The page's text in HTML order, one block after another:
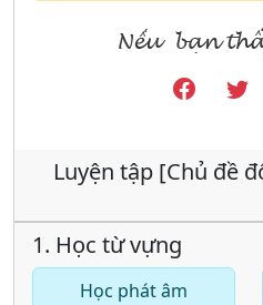
Luyện tập [Chủ đề
1. Học từ vựng
Học phát âm